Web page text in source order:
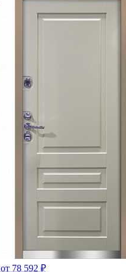
от 78 592 ₽